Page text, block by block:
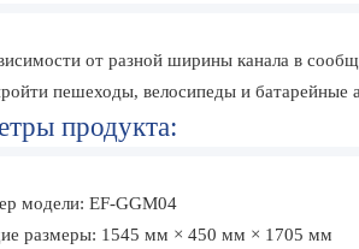
от разной ширины канала в
пешеходы, велосипеды и батарейные
продукта:
модели: EF-GGM04
размеры: 1545 мм × 450 мм × 1705 мм